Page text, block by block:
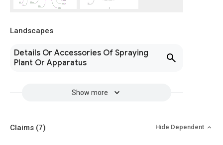
Landscapes
Details Or Accessories Of Spraying
Plant Or Apparatus
Show more
Claims (7) Hide Dependent